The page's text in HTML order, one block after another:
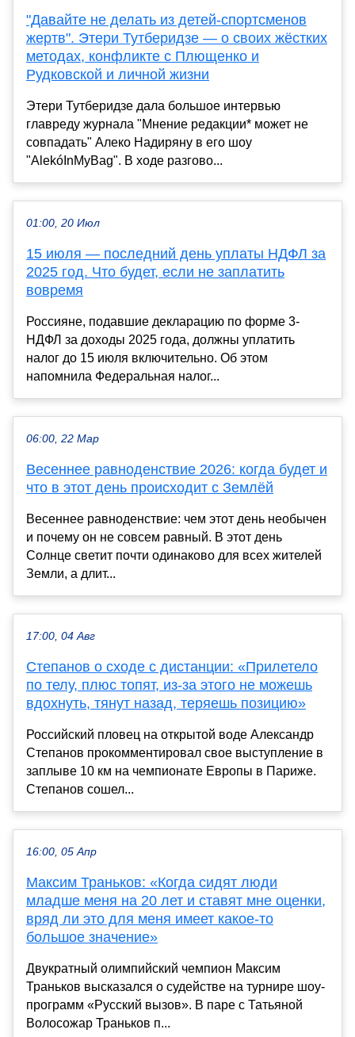
"Давайте не делать из детей-спортсменов
жертв". Этери Тутберидзе — о своих жёстких
методах, конфликте с Плющенко и
Рудковской и личной жизни
Этери Тутберидзе дала большое интервью
главреду журнала "Мнение редакции* может не
совпадать" Алеко Надиряну в его шоу
"AlekóInMyBag". В ходе разгово...
01:00, 20 Июл
15 июля — последний день уплаты НДФЛ за
2025 год. Что будет, если не заплатить
вовремя
Россияне, подавшие декларацию по форме 3-
НДФЛ за доходы 2025 года, должны уплатить
налог до 15 июля включительно. Об этом
напомнила Федеральная налог...
06:00, 22 Мар
Весеннее равноденствие 2026: когда будет и
что в этот день происходит с Землёй
Весеннее равноденствие: чем этот день необычен
и почему он не совсем равный. В этот день
Солнце светит почти одинаково для всех жителей
Земли, а длит...
17:00, 04 Авг
Степанов о сходе с дистанции: «Прилетело
по телу, плюс топят, из-за этого не можешь
вдохнуть, тянут назад, теряешь позицию»
Российский пловец на открытой воде Александр
Степанов прокомментировал свое выступление в
заплыве 10 км на чемпионате Европы в Париже.
Степанов сошел...
16:00, 05 Апр
Максим Траньков: «Когда сидят люди
младше меня на 20 лет и ставят мне оценки,
вряд ли это для меня имеет какое-то
большое значение»
Двукратный олимпийский чемпион Максим
Траньков высказался о судействе на турнире шоу-
программ «Русский вызов». В паре с Татьяной
Волосожар Траньков п...